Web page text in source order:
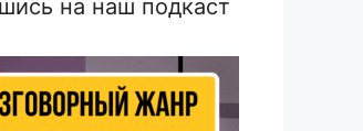
на наш подкаст